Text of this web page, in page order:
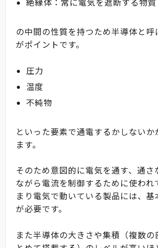
絶縁体：常に電気を遮断する物質
の中間の性質を持つため半導体と呼
がポイントです。
圧力
温度
不純物
といった要素で通電するかしないか
ます。
そのため意図的に電気を通す、通さ
ながら電流を制御するために使われ
まり電気で動いている製品には、
が必要です。
また半導体の大きさや集積（複数の